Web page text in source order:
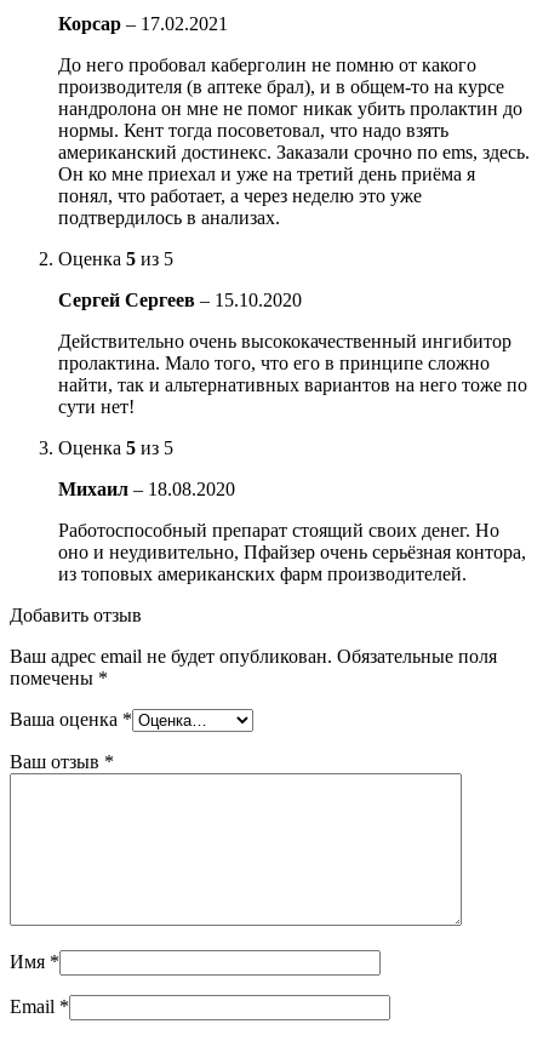
Корсар – 17.02.2021
До него пробовал каберголин не помню от какого
производителя (в аптеке брал), и в общем-то на курсе
нандролона он мне не помог никак убить пролактин до
нормы. Кент тогда посоветовал, что надо взять
американский достинекс. Заказали срочно по ems, здесь.
Он ко мне приехал и уже на третий день приёма я
понял, что работает, а через неделю это уже
подтвердилось в анализах.
Оценка 5 из 5
Сергей Сергеев – 15.10.2020
Действительно очень высококачественный ингибитор
пролактина. Мало того, что его в принципе сложно
найти, так и альтернативных вариантов на него тоже по
сути нет!
Оценка 5 из 5
Михаил – 18.08.2020
Работоспособный препарат стоящий своих денег. Но
оно и неудивительно, Пфайзер очень серьёзная контора,
из топовых американских фарм производителей.
Добавить отзыв
Ваш адрес email не будет опубликован. Обязательные поля
помечены *
Ваша оценка *
Ваш отзыв *
Имя *
Email *